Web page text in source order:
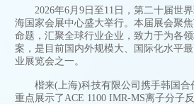
2026年6月9日至11日，第二十届世界
海国家会展中心盛大举行。本届展会聚
命题，汇聚全球行业企业，致力于为各
案，是目前国内外规模大、国际化水平
业展览会之一。
楷来(上海)科技有限公司携手韩国合
重点展示了ACE 1100 IMR-MS离子分子